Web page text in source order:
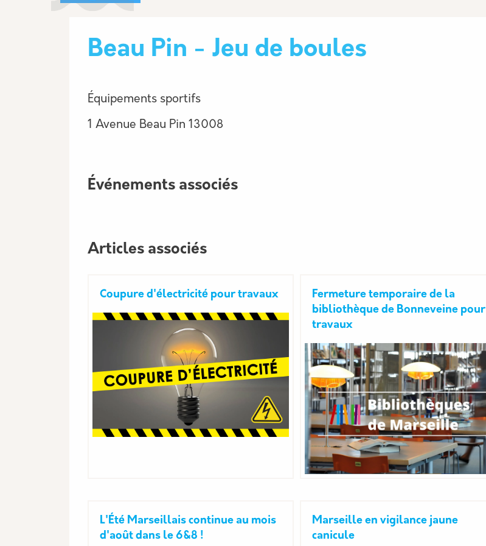
Beau Pin - Jeu de boules
Équipements sportifs
1 Avenue Beau Pin 13008
Événements associés
Articles associés
Coupure d'électricité pour travaux
Fermeture temporaire de la
bibliothèque de Bonneveine pour
travaux
L'Été Marseillais continue au mois
d'août dans le 6&8 !
Marseille en vigilance jaune
canicule